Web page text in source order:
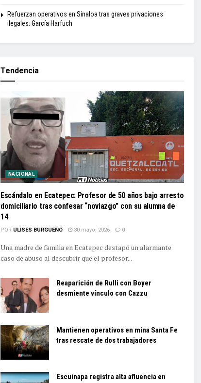
Refuerzan operativos en Sinaloa tras graves privaciones
ilegales: García Harfuch
Tendencia
NACIONAL
Escándalo en Ecatepec: Profesor de 50 años bajo arresto
domiciliario tras confesar “noviazgo” con su alumna de
14
POR ULISES BURGUEÑO 30 mayo, 2026 0
Una madre de familia en Ecatepec destapó un alarmante
caso de abuso al descubrir que el profesor...
Reaparición de Rulli con Boyer
desmiente vínculo con Cazzu
Mantienen operativos en mina Santa Fe
tras rescate de dos trabajadores
Escuinapa registra alta afluencia en